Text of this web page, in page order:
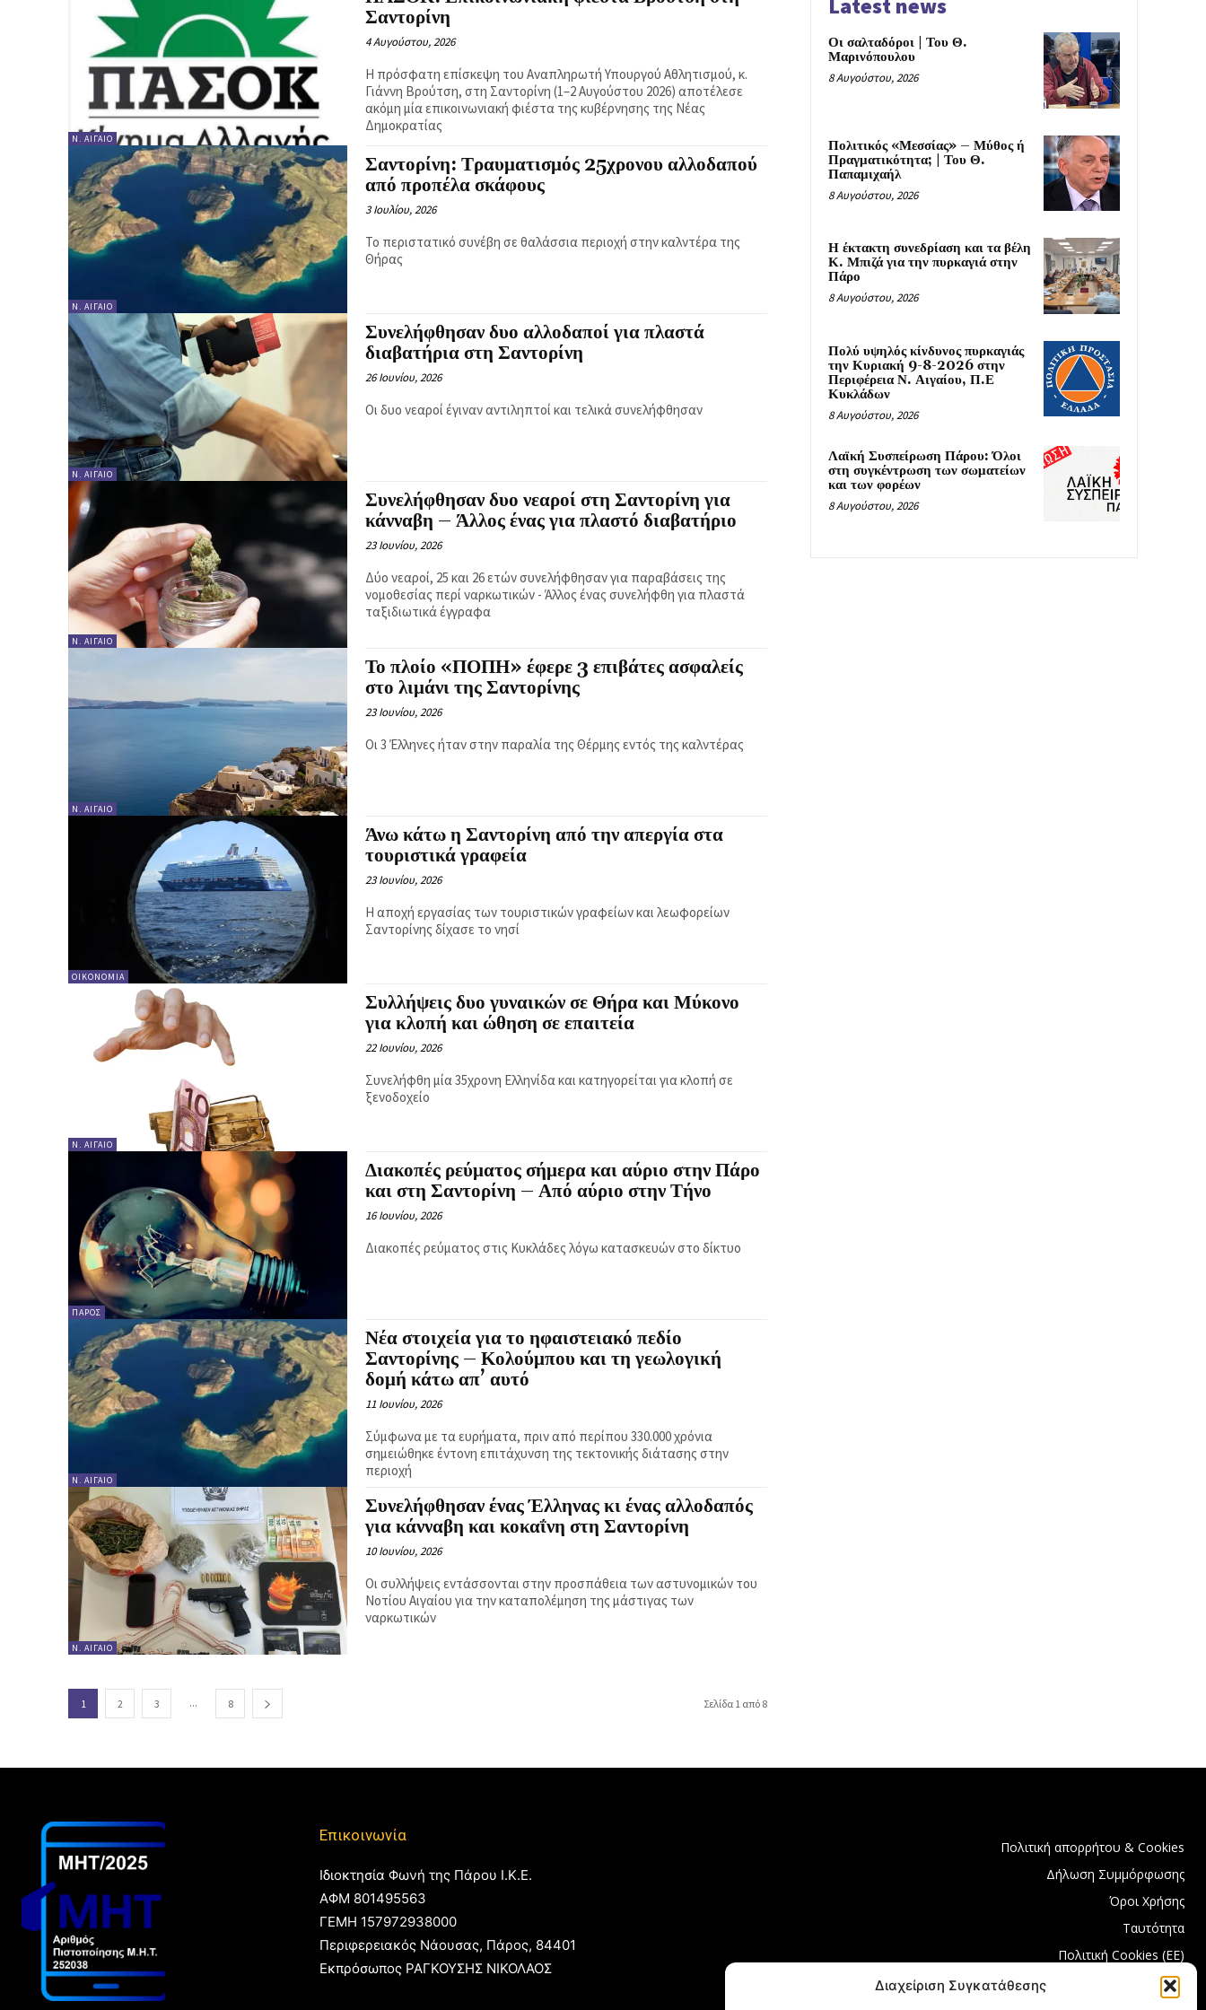
Διαχείριση Συγκατάθεσης
Ν. ΑΙΓΑΊΟ
Σαντορίνη
4 Αυγούστου, 2026
Η πρόσφατη επίσκεψη του Αναπληρωτή Υπουργού Αθλητισμού, κ.
Γιάννη Βρούτση, στη Σαντορίνη (1–2 Αυγούστου 2026) αποτέλεσε
ακόμη μία επικοινωνιακή φιέστα της κυβέρνησης της Νέας
Δημοκρατίας
Ν. ΑΙΓΑΊΟ
Σαντορίνη: Τραυματισμός 25χρονου αλλοδαπού
από προπέλα σκάφους
3 Ιουλίου, 2026
Το περιστατικό συνέβη σε θαλάσσια περιοχή στην καλντέρα της
Θήρας
Ν. ΑΙΓΑΊΟ
Συνελήφθησαν δυο αλλοδαποί για πλαστά
διαβατήρια στη Σαντορίνη
26 Ιουνίου, 2026
Οι δυο νεαροί έγιναν αντιληπτοί και τελικά συνελήφθησαν
Ν. ΑΙΓΑΊΟ
Συνελήφθησαν δυο νεαροί στη Σαντορίνη για
κάνναβη – Άλλος ένας για πλαστό διαβατήριο
23 Ιουνίου, 2026
Δύο νεαροί, 25 και 26 ετών συνελήφθησαν για παραβάσεις της
νομοθεσίας περί ναρκωτικών - Άλλος ένας συνελήφθη για πλαστά
ταξιδιωτικά έγγραφα
Ν. ΑΙΓΑΊΟ
Το πλοίο «ΠΟΠΗ» έφερε 3 επιβάτες ασφαλείς
στο λιμάνι της Σαντορίνης
23 Ιουνίου, 2026
Οι 3 Έλληνες ήταν στην παραλία της Θέρμης εντός της καλντέρας
ΟΙΚΟΝΟΜΊΑ
Άνω κάτω η Σαντορίνη από την απεργία στα
τουριστικά γραφεία
23 Ιουνίου, 2026
Η αποχή εργασίας των τουριστικών γραφείων και λεωφορείων
Σαντορίνης δίχασε το νησί
Ν. ΑΙΓΑΊΟ
Συλλήψεις δυο γυναικών σε Θήρα και Μύκονο
για κλοπή και ώθηση σε επαιτεία
22 Ιουνίου, 2026
Συνελήφθη μία 35χρονη Ελληνίδα και κατηγορείται για κλοπή σε
ξενοδοχείο
ΠΆΡΟΣ
Διακοπές ρεύματος σήμερα και αύριο στην Πάρο
και στη Σαντορίνη – Από αύριο στην Τήνο
16 Ιουνίου, 2026
Διακοπές ρεύματος στις Κυκλάδες λόγω κατασκευών στο δίκτυο
Ν. ΑΙΓΑΊΟ
Νέα στοιχεία για το ηφαιστειακό πεδίο
Σαντορίνης – Κολούμπου και τη γεωλογική
δομή κάτω απ’ αυτό
11 Ιουνίου, 2026
Σύμφωνα με τα ευρήματα, πριν από περίπου 330.000 χρόνια
σημειώθηκε έντονη επιτάχυνση της τεκτονικής διάτασης στην
περιοχή
Ν. ΑΙΓΑΊΟ
Συνελήφθησαν ένας Έλληνας κι ένας αλλοδαπός
για κάνναβη και κοκαΐνη στη Σαντορίνη
10 Ιουνίου, 2026
Οι συλλήψεις εντάσσονται στην προσπάθεια των αστυνομικών του
Νοτίου Αιγαίου για την καταπολέμηση της μάστιγας των
ναρκωτικών
1 2 3 ... 8 Σελίδα 1 από 8
Latest news
Οι σαλταδόροι | Του Θ.
Μαρινόπουλου
8 Αυγούστου, 2026
Πολιτικός «Μεσσίας» – Μύθος ή
Πραγματικότητα; | Του Θ.
Παπαμιχαήλ
8 Αυγούστου, 2026
Η έκτακτη συνεδρίαση και τα βέλη
Κ. Μπιζά για την πυρκαγιά στην
Πάρο
8 Αυγούστου, 2026
Πολύ υψηλός κίνδυνος πυρκαγιάς
την Κυριακή 9-8-2026 στην
Περιφέρεια Ν. Αιγαίου, Π.Ε
Κυκλάδων
8 Αυγούστου, 2026
Λαϊκή Συσπείρωση Πάρου: Όλοι
στη συγκέντρωση των σωματείων
και των φορέων
8 Αυγούστου, 2026
Επικοινωνία
Ιδιοκτησία Φωνή της Πάρου Ι.Κ.Ε.
ΑΦΜ 801495563
ΓΕΜΗ 157972938000
Περιφερειακός Νάουσας, Πάρος, 84401
Εκπρόσωπος ΡΑΓΚΟΥΣΗΣ ΝΙΚΟΛΑΟΣ
Πολιτική απορρήτου & Cookies
Δήλωση Συμμόρφωσης
Όροι Χρήσης
Ταυτότητα
Πολιτική Cookies (ΕΕ)